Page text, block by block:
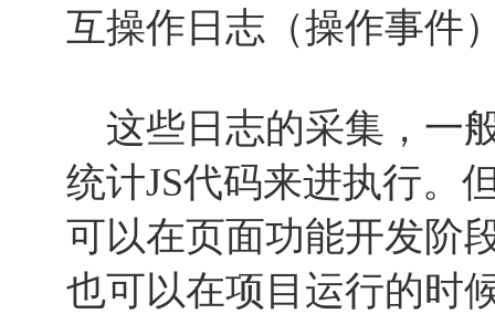
互操作日志（操作事件
这些日志的采集，一
统计JS代码来进执行。
可以在页面功能开发阶
也可以在项目运行的时